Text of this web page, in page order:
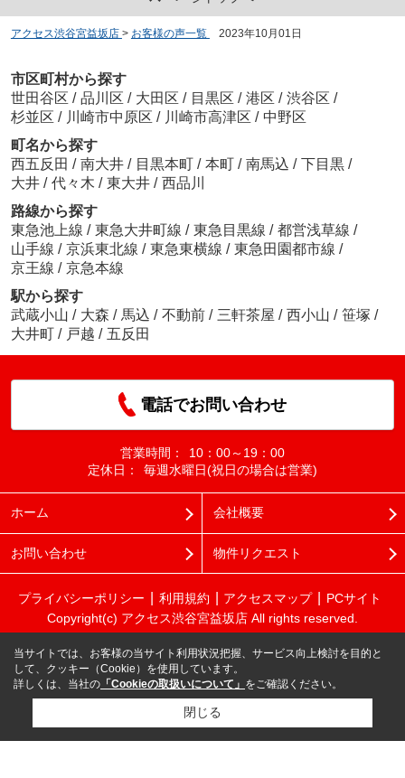
アクセス渋谷宮益坂店 > お客様の声一覧 2023年10月01日
市区町村から探す
世田谷区 / 品川区 / 大田区 / 目黒区 / 港区 / 渋谷区 /
杉並区 / 川崎市中原区 / 川崎市高津区 / 中野区
町名から探す
西五反田 / 南大井 / 目黒本町 / 本町 / 南馬込 / 下目黒 /
大井 / 代々木 / 東大井 / 西品川
路線から探す
東急池上線 / 東急大井町線 / 東急目黒線 / 都営浅草線 /
山手線 / 京浜東北線 / 東急東横線 / 東急田園都市線 /
京王線 / 京急本線
駅から探す
武蔵小山 / 大森 / 馬込 / 不動前 / 三軒茶屋 / 西小山 / 笹塚 /
大井町 / 戸越 / 五反田
電話でお問い合わせ
営業時間：
10：00～19：00
定休日：
毎週水曜日(祝日の場合は営業)
ホーム 会社概要
お問い合わせ 物件リクエスト
プライバシーポリシー 利用規約 アクセスマップ
PCサイト
Copyright(c) アクセス渋谷宮益坂店 All rights reserved.
当サイトでは、お客様の当サイト利用状況把握、サービス向上検討を目的と
して、クッキー（Cookie）を使用しています。
詳しくは、当社の 「Cookieの取扱いについて」 をご確認ください。
閉じる